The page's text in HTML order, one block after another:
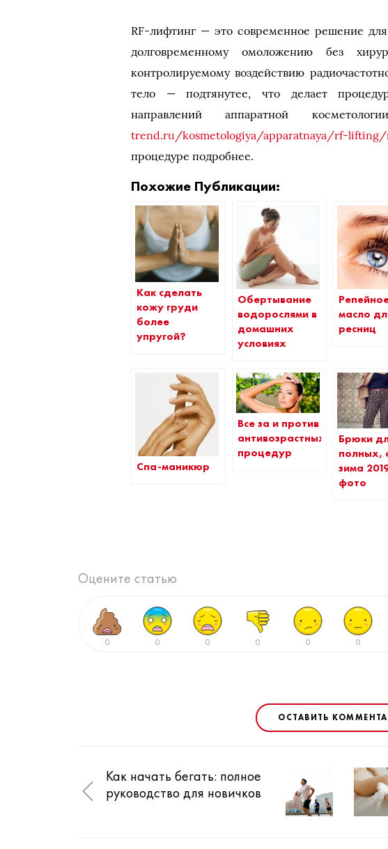
RF-лифтинг — это современное решение
долговременному омоложению без
контролируемому воздействию
тело — подтянутее, что делает
направлений аппаратной
trend.ru/kosmetologiya/apparatnaya/rf-
процедуре подробнее.
Похожие Публикации:
Как сделать
кожу груди
более
упругой?
Обертывание
водорослями в
домашних
условиях
масло
ресниц
Спа-маникюр
Все за и против
антивозрастных
процедур
Брюки
полных,
зима
фото
Оцените статью
0 0 0 0 0 0
ОСТАВИТЬ
Как начать бегать: полное
руководство для новичков